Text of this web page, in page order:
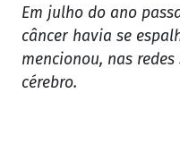
Em julho do ano
câncer havia se
mencionou, nas
cérebro.